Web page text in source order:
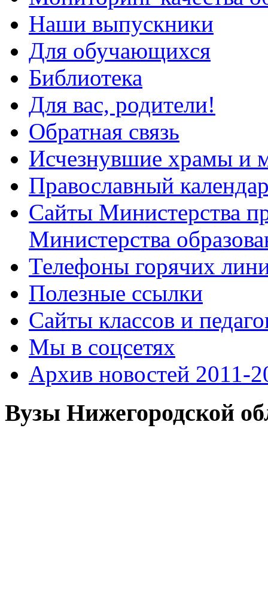
Наши выпускники
Для обучающихся
Библиотека
Для вас, родители!
Обратная связь
Исчезнувшие храмы и
Православный
Сайты Министерства
Министерства
Телефоны горячих
Полезные ссылки
Сайты классов и
Мы в соцсетях
Архив новостей 2011-
Вузы Нижегородской